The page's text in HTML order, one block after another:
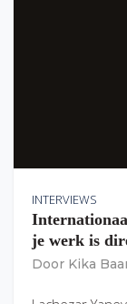
INTERVIEWS
je werk is
Door Kika